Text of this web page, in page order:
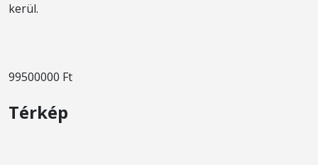
kerül.
99500000 Ft
Térkép